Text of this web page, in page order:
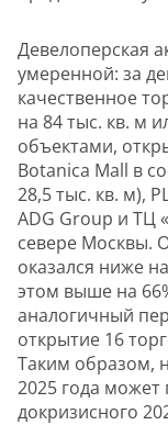
Девелоперская
умеренной: за
качественное
на 84 тыс. кв. м
объектами,
Botanica Mall в
28,5 тыс. кв. м),
ADG Group и ТЦ
севере Москвы.
оказался ниже
этом выше на
аналогичный
открытие 16
Таким образом,
2025 года может
докризисного